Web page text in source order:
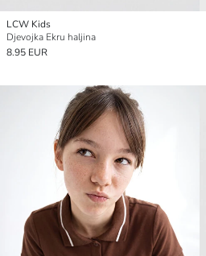
LCW Kids
Djevojka Ekru haljina
8.95 EUR